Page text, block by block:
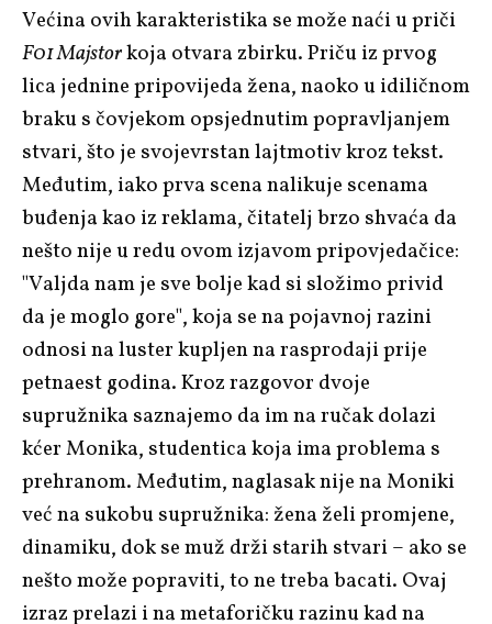
Većina ovih karakteristika se može naći u priči
F01 Majstorkoja otvara zbirku. Priču iz prvog
lica jednine pripovijeda žena, naoko u idiličnom
braku s čovjekom opsjednutim popravljanjem
stvari, što je svojevrstan lajtmotiv kroz tekst.
Međutim, iako prva scena nalikuje scenama
buđenja kao iz reklama, čitatelj brzo shvaća da
nešto nije u redu ovom izjavom pripovjedačice:
"Valjda nam je sve bolje kad si složimo privid
da je moglo gore", koja se na pojavnoj razini
odnosi na luster kupljen na rasprodaji prije
petnaest godina. Kroz razgovor dvoje
supružnika saznajemo da im na ručak dolazi
kćer Monika, studentica koja ima problema s
prehranom. Međutim, naglasak nije na Moniki
već na sukobu supružnika: žena želi promjene,
dinamiku, dok se muž drži starih stvari – ako se
nešto može popraviti, to ne treba bacati. Ovaj
izraz prelazi i na metaforičku razinu kad na